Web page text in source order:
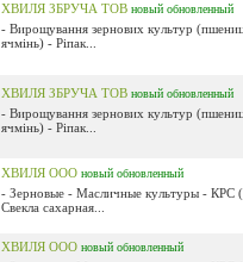
ХВИЛЯ ЗБРУЧА ТОВ новый обновленный
- Вирощування зернових культур
ячмінь) - Ріпак...
ХВИЛЯ ЗБРУЧА ТОВ новый обновленный
- Вирощування зернових культур
ячмінь) - Ріпак...
ХВИЛЯ ООО новый обновленный
- Зерновые - Масличные культуры - КРС
Свекла сахарная...
ХВИЛЯ ООО новый обновленный